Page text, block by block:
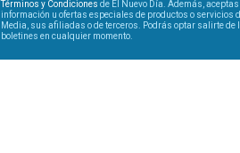
Términos y Condiciones de El Nuevo Día. Además,
información u ofertas especiales de productos o servicios
Media, sus afiliadas o de terceros. Podrás optar salirte de
boletines en cualquier momento.